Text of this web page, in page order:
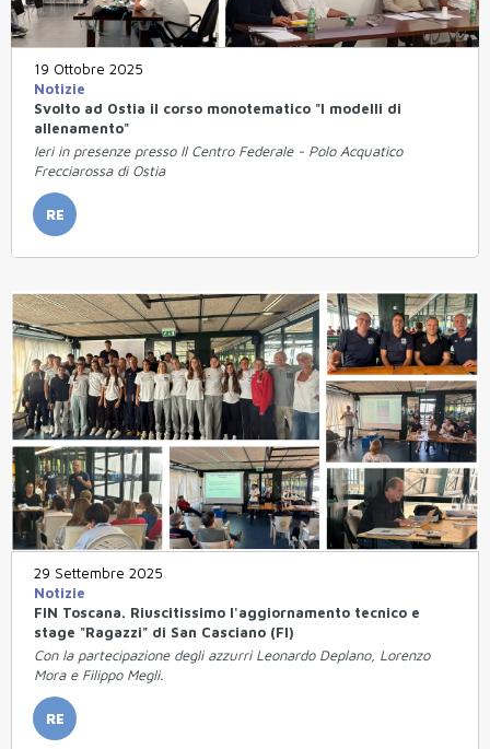
19 Ottobre 2025
Notizie
Svolto ad Ostia il corso monotematico "I modelli di
allenamento"
Ieri in presenze presso Il Centro Federale - Polo Acquatico
Frecciarossa di Ostia
RE
29 Settembre 2025
Notizie
FIN Toscana. Riuscitissimo l'aggiornamento tecnico e
stage "Ragazzi" di San Casciano (FI)
Con la partecipazione degli azzurri Leonardo Deplano, Lorenzo
Mora e Filippo Megli.
RE